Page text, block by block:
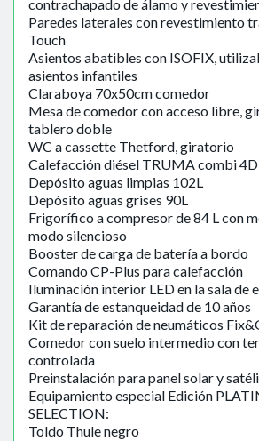
contrachapado de álamo y
Paredes laterales con revestimiento
Touch
Asientos abatibles con ISOFIX,
asientos infantiles
Claraboya 70x50cm comedor
Mesa de comedor con acceso libre,
tablero doble
WC a cassette Thetford, giratorio
Calefacción diésel TRUMA combi 4D
Depósito aguas limpias 102L
Depósito aguas grises 90L
Frigorífico a compresor de 84 L con
modo silencioso
Booster de carga de batería a bordo
Comando CP-Plus para calefacción
Iluminación interior LED en la sala de
Garantía de estanqueidad de 10 años
Kit de reparación de neumáticos
Comedor con suelo intermedio con
controlada
Preinstalación para panel solar y
Equipamiento especial Edición
SELECTION:
Toldo Thule negro